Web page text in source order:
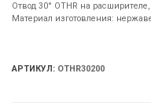
Отвод 30° OTHR на
Материал изготовления:
АРТИКУЛ: OTHR30200